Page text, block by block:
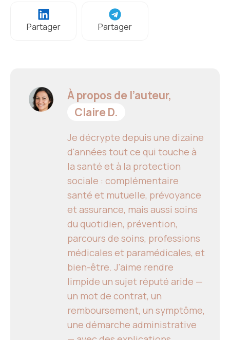
Partager Partager
À propos de l’auteur,
Claire D.
Je décrypte depuis une dizaine
d'années tout ce qui touche à
la santé et à la protection
sociale : complémentaire
santé et mutuelle, prévoyance
et assurance, mais aussi soins
du quotidien, prévention,
parcours de soins, professions
médicales et paramédicales, et
bien-être. J'aime rendre
limpide un sujet réputé aride —
un mot de contrat, un
remboursement, un symptôme,
une démarche administrative